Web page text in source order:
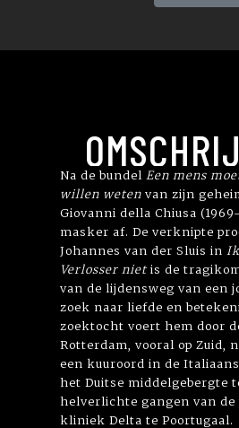
Na de bundel Een mens
willen weten van zijn
Giovanni della Chiusa
masker af. De verknipte
Johannes van der Sluis in
Verlosser nietis de
van de lijdensweg van een
zoek naar liefde en
zoektocht voert hem door
Rotterdam, vooral op Zuid,
een kuuroord in de
het Duitse middelgebergte
helverlichte gangen van
kliniek Delta te Poortugaal.